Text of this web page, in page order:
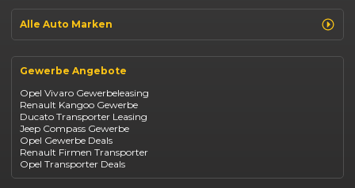
Suzuki Vitara
Suzuki Swift
Mazda CX-30
Alle Auto Marken
Opel
Fiat
Jeep
Suzuki
BYD
Kia
Mazda
Citroën
Abarth
Fiat Professional
Gewerbe Angebote
Opel Vivaro Gewerbeleasing
Renault Kangoo Gewerbe
Ducato Transporter Leasing
Jeep Compass Gewerbe
Opel Gewerbe Deals
Renault Firmen Transporter
Opel Transporter Deals